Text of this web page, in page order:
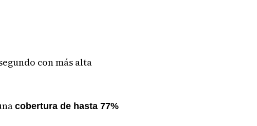
con más alta
cobertura de hasta 77%